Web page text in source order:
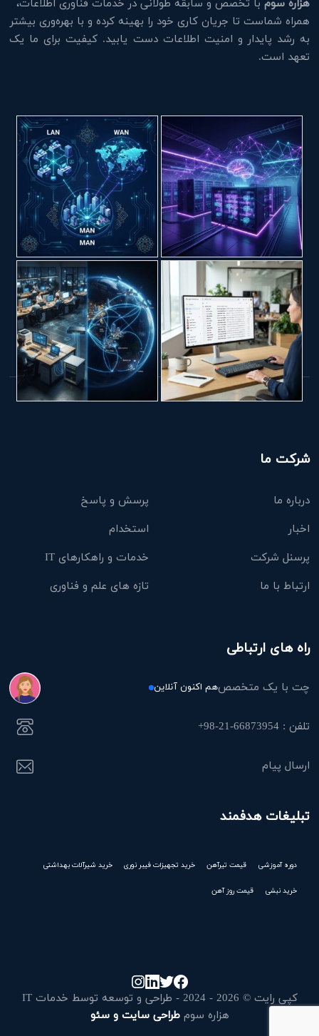
همراه شماست تا جریان کاری خود را بهینه کرده و با بهره‌وری بیشتر
به رشد پایدار و امنیت اطلاعات دست یابید. کیفیت برای ما یک
تعهد است.
شرکت ما
درباره ما
پرسش و پاسخ
اخبار
استخدام
پرسنل شرکت
خدمات و راهکارهای IT
ارتباط با ما
تازه های علم و فناوری
راه های ارتباطی
چت با یک متخصصهم اکنون آنلاین
تلفن : 66873954-21-98+
ارسال پیام
تبلیغات هدفمند
دوره آموزشی قیمت تیرآهن خرید تجهیزات فیبر نوری خرید شیرآلات بهداشتی
خرید نبشی قیمت روز آهن
کپی رایت © 2026 - 2024 - طراحی و توسعه توسط خدمات IT
هزاره سومطراحی سایت و سئو